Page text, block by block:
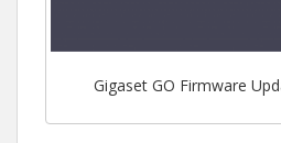
Gigaset GO Firmware